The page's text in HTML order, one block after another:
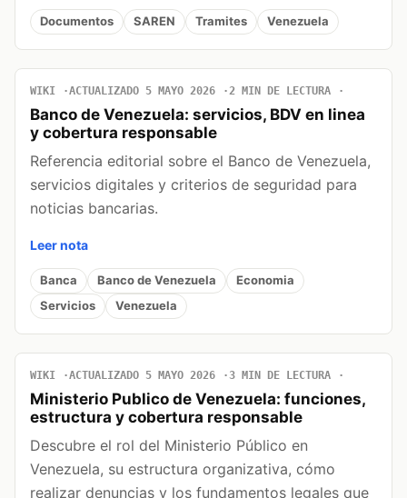
Documentos SAREN Tramites Venezuela
WIKI ACTUALIZADO 5 MAYO 2026 2 MIN DE LECTURA
Banco de Venezuela: servicios, BDV en linea
y cobertura responsable
Referencia editorial sobre el Banco de Venezuela,
servicios digitales y criterios de seguridad para
noticias bancarias.
Leer nota
Banca Banco de Venezuela
Economia
Servicios
Venezuela
WIKI ACTUALIZADO 5 MAYO 2026 3 MIN DE LECTURA
Ministerio Publico de Venezuela: funciones,
estructura y cobertura responsable
Descubre el rol del Ministerio Público en
Venezuela, su estructura organizativa, cómo
realizar denuncias y los fundamentos legales que